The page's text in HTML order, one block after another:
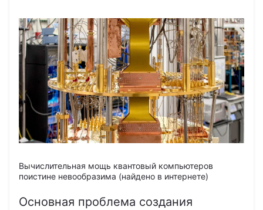
Вычислительная мощь квантовый компьютеров
поистине невообразима (найдено в интернете)
Основная проблема создания